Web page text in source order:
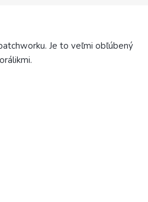
Je to veľmi obľúbený